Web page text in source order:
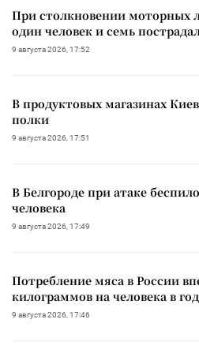
При столкновении моторных
один человек и семь
9 августа 2026, 17:52
В продуктовых магазинах
полки
9 августа 2026, 17:51
В Белгороде при атаке
человека
9 августа 2026, 17:49
Потребление мяса в России
килограммов на человека в год
9 августа 2026, 17:46